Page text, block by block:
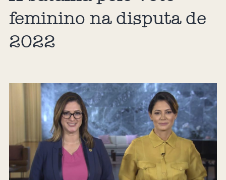
feminino na disputa de
2022